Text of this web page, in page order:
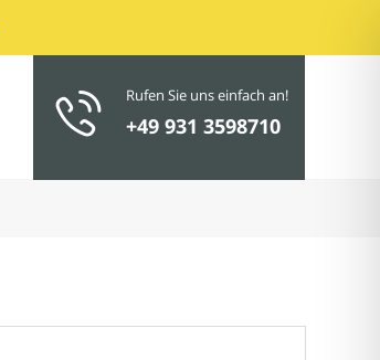
Rufen Sie uns einfach an!
+49 931 3598710